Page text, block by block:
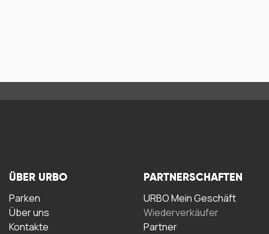
ÜBER URBO
Parken
Über uns
Kontakte
PARTNERSCHAFTEN
URBO Mein Geschäft
Wiederverkäufer
Partner